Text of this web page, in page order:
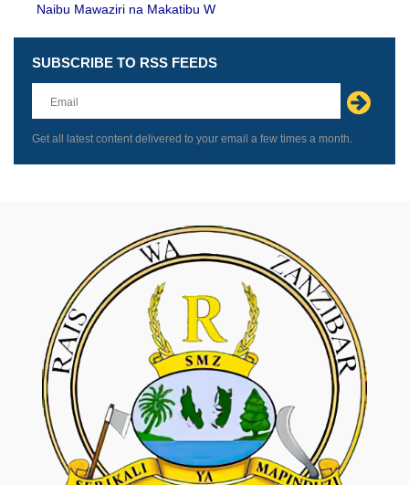
Naibu Mawaziri na Makatibu W
Leave
this
field
blank
SUBSCRIBE TO RSS FEEDS
Get all latest content delivered to your email a few times a month.